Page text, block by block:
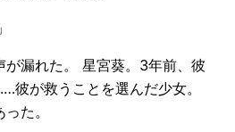
が漏れた。 星宮葵。3年前、彼
彼が救うことを選んだ少女。
た。